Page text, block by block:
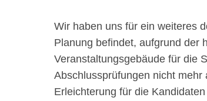
Wir haben uns für ein weiteres
Planung befindet, aufgrund der
Veranstaltungsgebäude für die
Abschlussprüfungen nicht
Erleichterung für die